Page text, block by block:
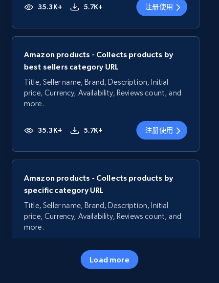
35.3K+ 5.7K+ 注册使用
Amazon products - Collects products by
best sellers category URL
Title, Seller name, Brand, Description, Initial
price, Currency, Availability, Reviews count, and
more.
35.3K+ 5.7K+ 注册使用
Amazon products - Collects products by
specific category URL
Title, Seller name, Brand, Description, Initial
price, Currency, Availability, Reviews count, and
more.
5.7K+
Load more